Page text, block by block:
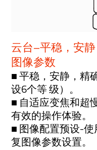
云台–平稳，安
图像参数
■ 平稳，安静，精
设6个等 级）。
■ 自适应变焦和超
有效的操作体验。
■ 图像配置预设-
复图像参数设置。